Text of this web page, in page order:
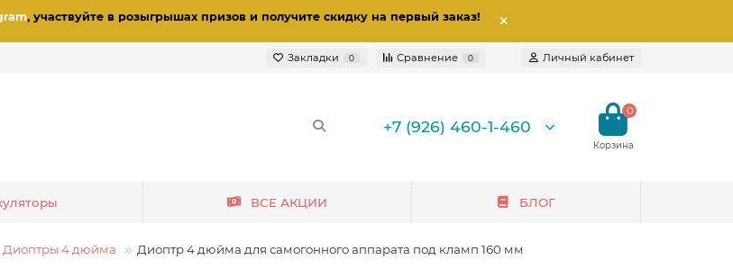
, участвуйте в розыгрышах призов и получите скидку на первый заказ!
Закладки 0 Сравнение 0 Личный кабинет
+7 (926) 460-1-460
0
ВСЕ АКЦИИ БЛОГ
Диоптры 4 дюйма Диоптр 4 дюйма для самогонного аппарата под кламп 160 мм